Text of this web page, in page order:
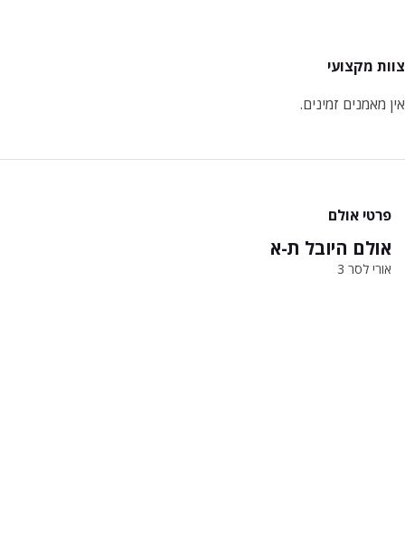
צוות מקצועי
אין מאמנים זמינים.
פרטי אולם
אולם היובל ת-א
אורי לסר 3